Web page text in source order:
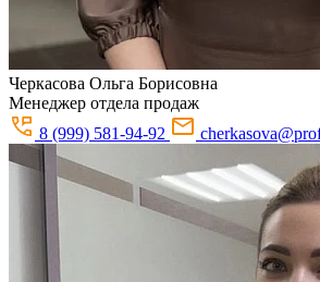
Черкасова Ольга Борисовна
Менеджер отдела продаж
8 (999) 581-94-92